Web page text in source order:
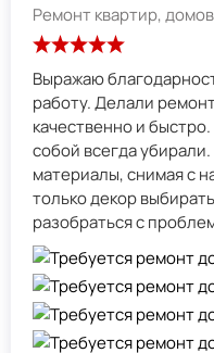
Ремонт квартир,
Выражаю
работу. Делали
качественно и
собой всегда
материалы, снимая с
только декор
разобраться с